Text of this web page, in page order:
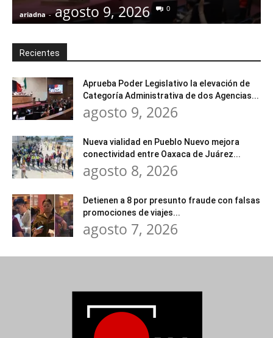
ariadna - agosto 9, 2026 0
Recientes
Aprueba Poder Legislativo la elevación de
Categoría Administrativa de dos Agencias...
agosto 9, 2026
Nueva vialidad en Pueblo Nuevo mejora
conectividad entre Oaxaca de Juárez...
agosto 8, 2026
Detienen a 8 por presunto fraude con falsas
promociones de viajes...
agosto 7, 2026